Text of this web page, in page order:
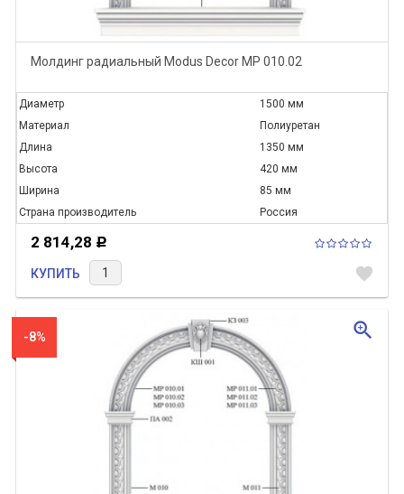
Молдинг радиальный Modus Decor МР 010.02
Диаметр
1500 мм
Материал
Полиуретан
Длина
1350 мм
Высота
420 мм
Ширина
85 мм
Страна производитель
Россия
2 814,28 Р
КУПИТЬ favorite
-8% zoom_in